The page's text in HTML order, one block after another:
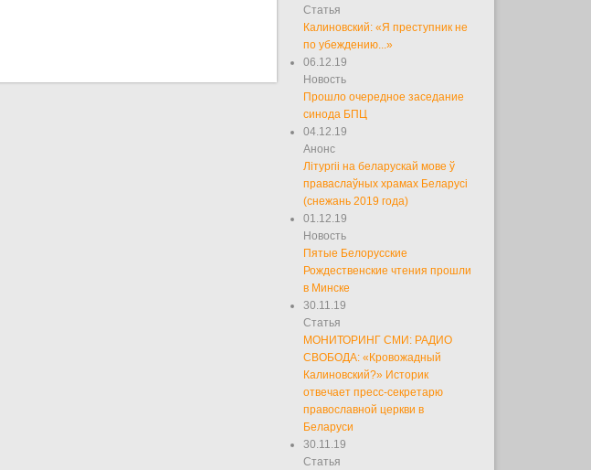
Статья
Калиновский: «Я преступник не
по убеждению...»
06.12.19
Новость
Прошло очередное заседание
синода БПЦ
04.12.19
Анонс
Літургіі на беларускай мове ў
праваслаўных храмах Беларусі
(снежань 2019 года)
01.12.19
Новость
Пятые Белорусские
Рождественские чтения прошли
в Минске
30.11.19
Статья
МОНИТОРИНГ СМИ: РАДИО
СВОБОДА: «Кровожадный
Калиновский?» Историк
отвечает пресс-секретарю
православной церкви в
Беларуси
30.11.19
Статья